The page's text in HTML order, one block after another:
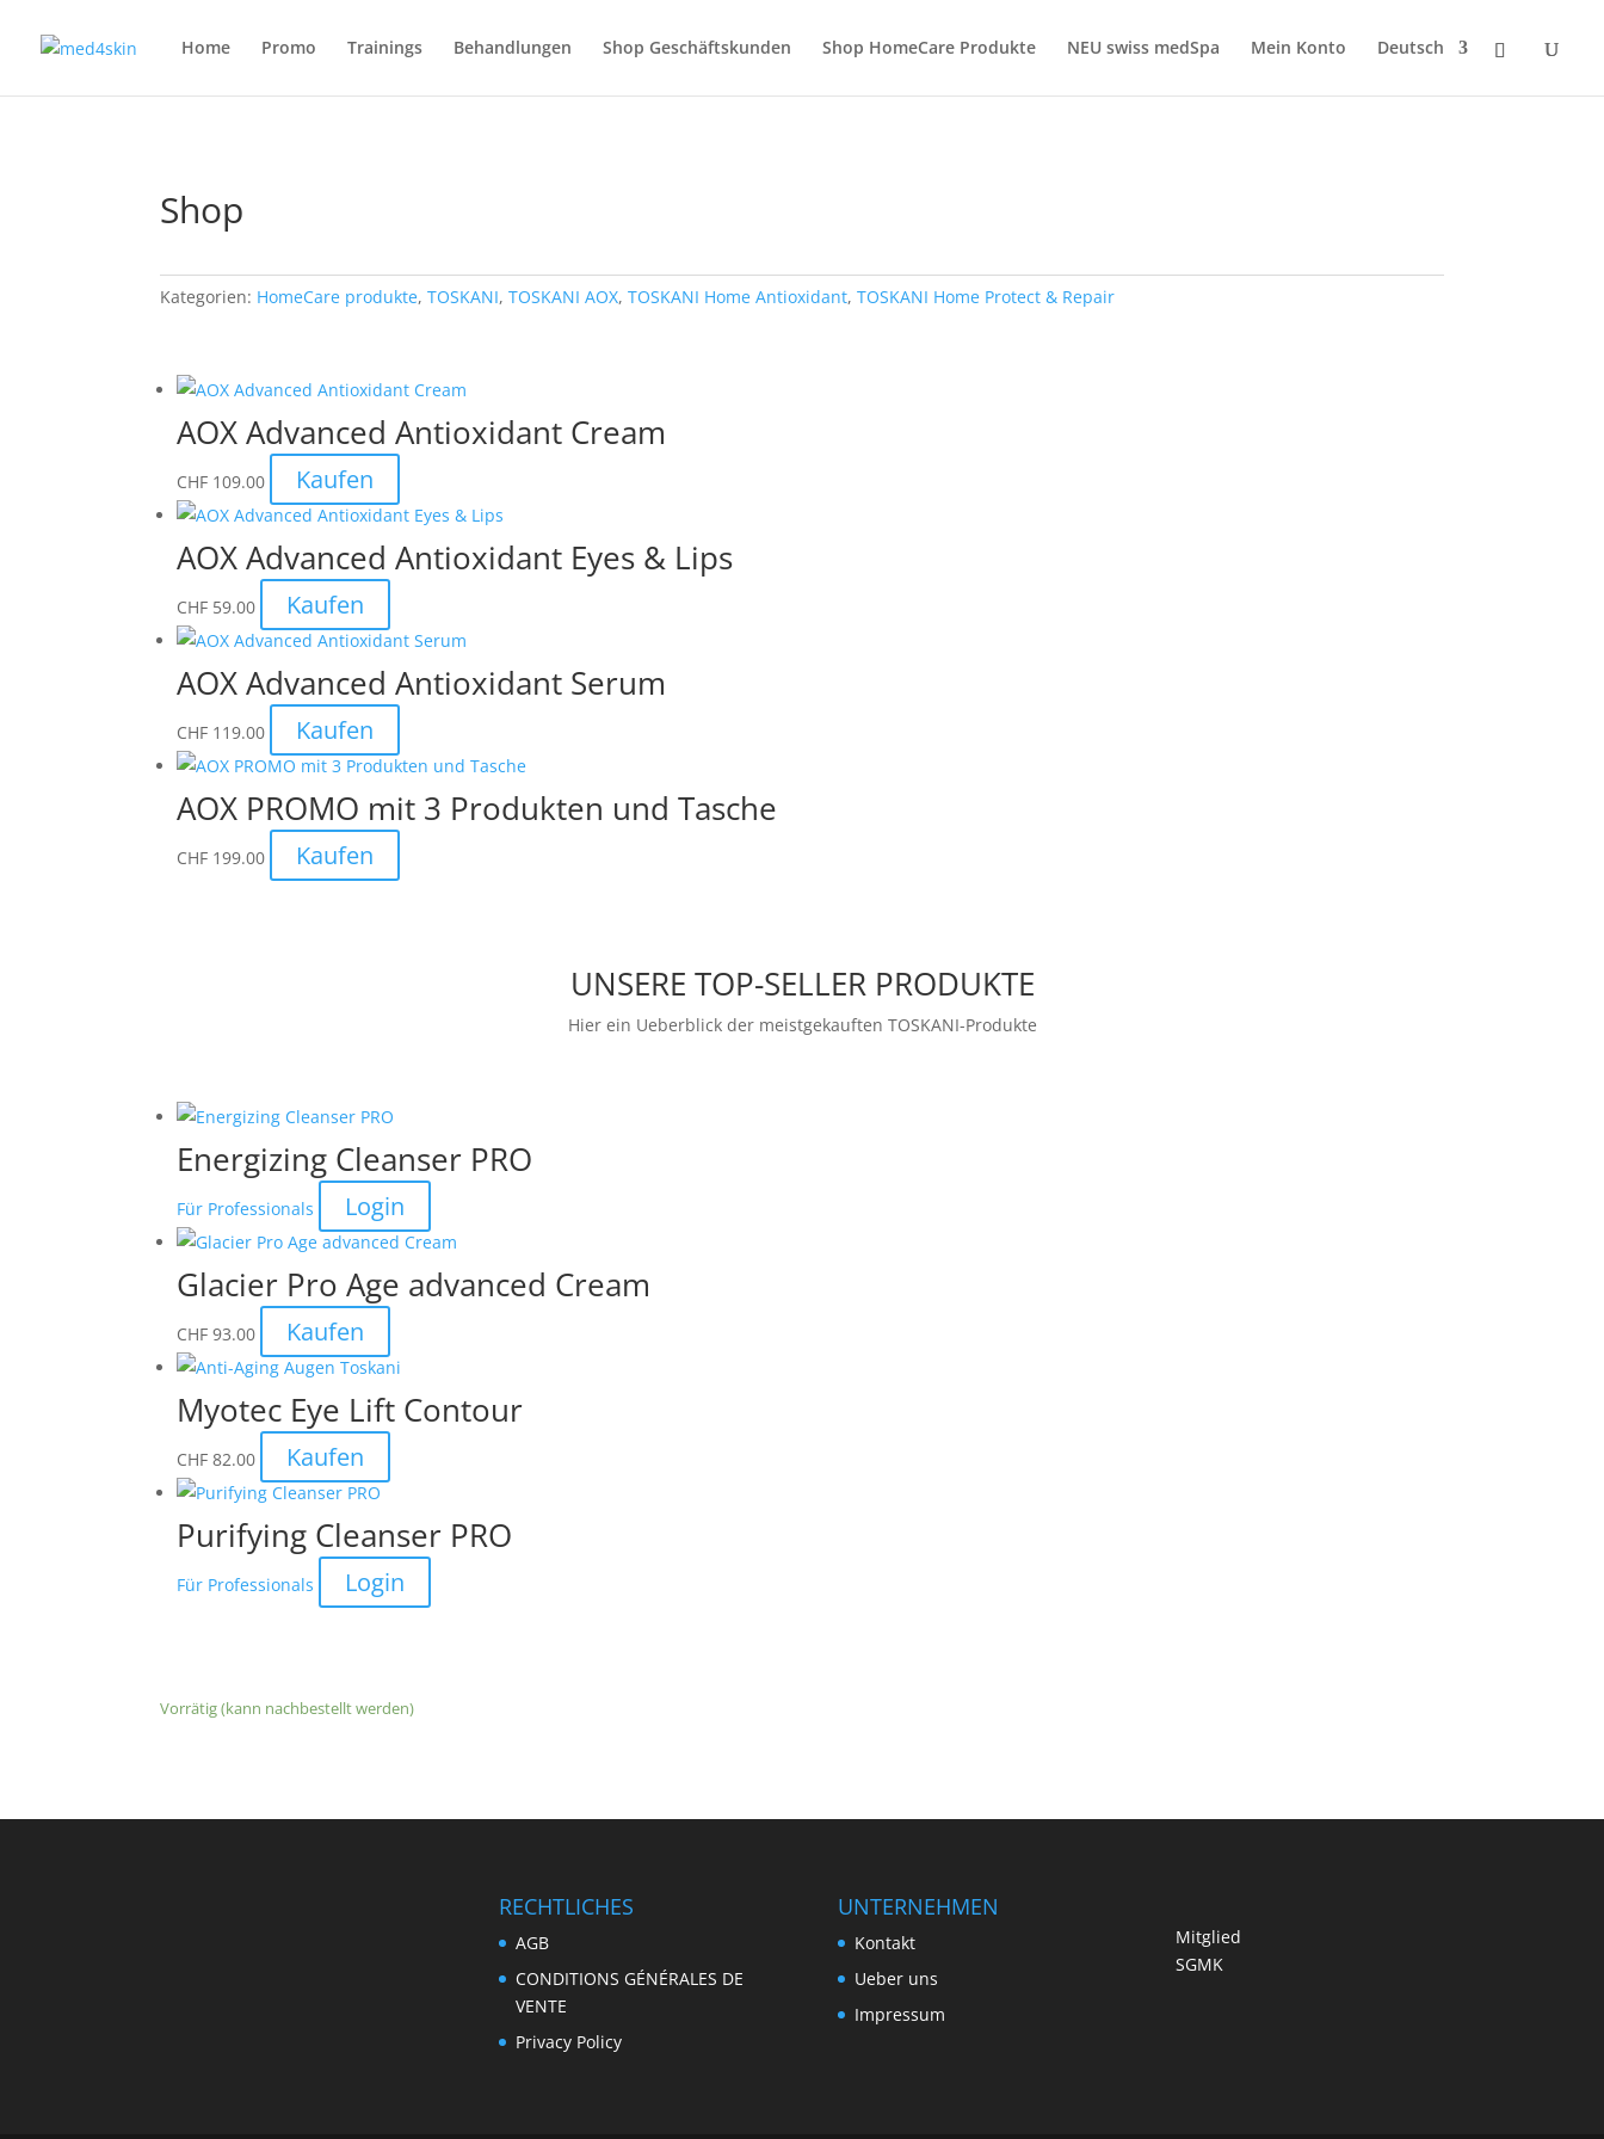
Home Promo Trainings Behandlungen Shop Geschäftskunden Shop HomeCare Produkte NEU swiss medSpa Mein Konto Deutsch
Shop
Kategorien: HomeCare produkte,TOSKANI,TOSKANI AOX,TOSKANI Home Antioxidant,TOSKANI Home Protect & Repair
AOX Advanced Antioxidant Cream
CHF 109.00 Kaufen
AOX Advanced Antioxidant Eyes & Lips
CHF 59.00 Kaufen
AOX Advanced Antioxidant Serum
CHF 119.00 Kaufen
AOX PROMO mit 3 Produkten und Tasche
CHF 199.00 Kaufen
UNSERE TOP-SELLER PRODUKTE
Hier ein Ueberblick der meistgekauften TOSKANI-Produkte
Energizing Cleanser PRO
Für Professionals Login
Glacier Pro Age advanced Cream
CHF 93.00 Kaufen
Myotec Eye Lift Contour
CHF 82.00 Kaufen
Purifying Cleanser PRO
Für Professionals Login
Vorrätig (kann nachbestellt werden)
RECHTLICHES
AGB
CONDITIONS GÉNÉRALES DE
VENTE
Privacy Policy
UNTERNEHMEN
Kontakt
Ueber uns
Impressum
Mitglied
SGMK